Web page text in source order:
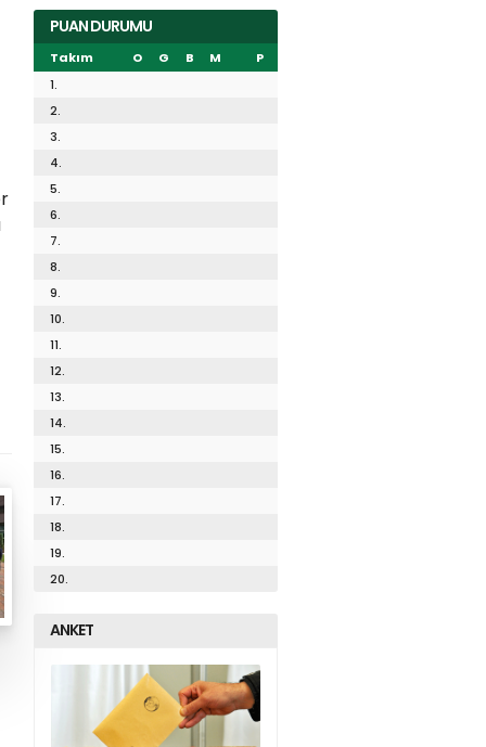
PUAN DURUMU
Takım O G B M
P
1.
2.
3.
4.
5.
6.
7.
8.
9.
10.
11.
12.
13.
14.
15.
16.
17.
18.
19.
20.
ANKET